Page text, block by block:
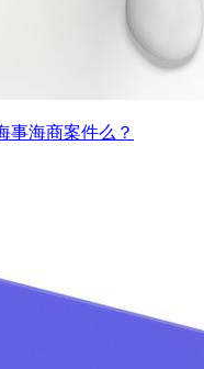
事海商案件么？